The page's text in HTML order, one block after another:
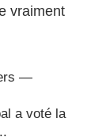
vraiment
—
a voté la